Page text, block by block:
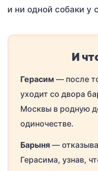
и ни одной собаки у
И
Герасим — после
уходит со двора
Москвы в родную
одиночестве.
Барыня —
Герасима, узнав,